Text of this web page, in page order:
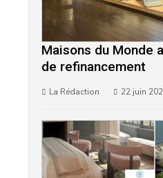
Maisons du Monde
de refinancement
La Rédaction 22 juin